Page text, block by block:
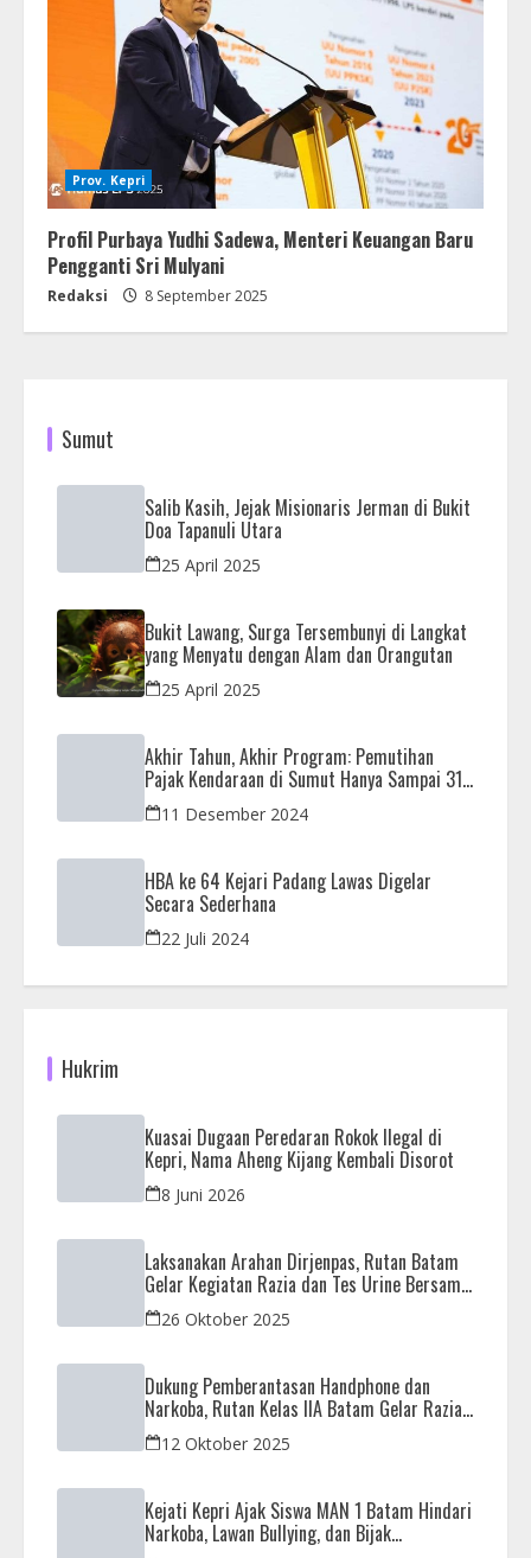
Prov. Kepri
Profil Purbaya Yudhi Sadewa, Menteri Keuangan Baru
Pengganti Sri Mulyani
Redaksi 8 September 2025
Sumut
Salib Kasih, Jejak Misionaris Jerman di Bukit
Doa Tapanuli Utara
25 April 2025
Bukit Lawang, Surga Tersembunyi di Langkat
yang Menyatu dengan Alam dan Orangutan
25 April 2025
Akhir Tahun, Akhir Program: Pemutihan
Pajak Kendaraan di Sumut Hanya Sampai 31
Desember
11 Desember 2024
HBA ke 64 Kejari Padang Lawas Digelar
Secara Sederhana
22 Juli 2024
Hukrim
Kuasai Dugaan Peredaran Rokok Ilegal di
Kepri, Nama Aheng Kijang Kembali Disorot
8 Juni 2026
Laksanakan Arahan Dirjenpas, Rutan Batam
Gelar Kegiatan Razia dan Tes Urine Bersama
APH26 Oktober 2025
Dukung Pemberantasan Handphone dan
Narkoba, Rutan Kelas IIA Batam Gelar Razia
Bersama Aparat Penegak Hukum
12 Oktober 2025
Kejati Kepri Ajak Siswa MAN 1 Batam Hindari
Narkoba, Lawan Bullying, dan Bijak